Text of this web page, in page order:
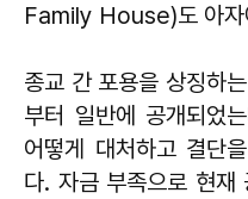
Family House)도 아자
종교 간 포용을 상징하
부터 일반에 공개되었
어떻게 대처하고 결단
다. 자금 부족으로 현재